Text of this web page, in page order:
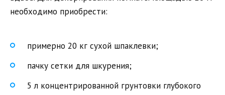
необходимо приобрести:
примерно 20 кг сухой шпаклевки;
пачку сетки для шкурения;
5 л концентрированной грунтовки глубокого